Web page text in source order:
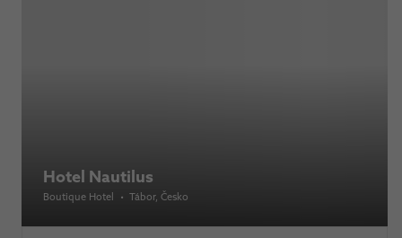
Hotel Nautilus
Boutique Hotel • Tábor, Česko